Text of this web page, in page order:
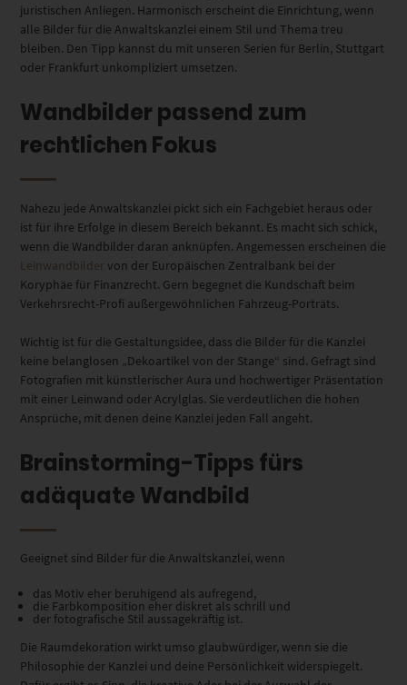
juristischen Anliegen. Harmonisch erscheint die Einrichtung, wenn
alle Bilder für die Anwaltskanzlei einem Stil und Thema treu
bleiben. Den Tipp kannst du mit unseren Serien für Berlin, Stuttgart
oder Frankfurt unkompliziert umsetzen.
Wandbilder passend zum
rechtlichen Fokus
Nahezu jede Anwaltskanzlei pickt sich ein Fachgebiet heraus oder
ist für ihre Erfolge in diesem Bereich bekannt. Es macht sich schick,
wenn die Wandbilder daran anknüpfen. Angemessen erscheinen die
Leinwandbilder von der Europäischen Zentralbank bei der
Koryphäe für Finanzrecht. Gern begegnet die Kundschaft beim
Verkehrsrecht-Profi außergewöhnlichen Fahrzeug-Porträts.
Wichtig ist für die Gestaltungsidee, dass die Bilder für die Kanzlei
keine belanglosen „Dekoartikel von der Stange“ sind. Gefragt sind
Fotografien mit künstlerischer Aura und hochwertiger Präsentation
mit einer Leinwand oder Acrylglas. Sie verdeutlichen die hohen
Ansprüche, mit denen deine Kanzlei jeden Fall angeht.
Brainstorming-Tipps fürs
adäquate Wandbild
Geeignet sind Bilder für die Anwaltskanzlei, wenn
das Motiv eher beruhigend als aufregend,
die Farbkomposition eher diskret als schrill und
der fotografische Stil aussagekräftig ist.
Die Raumdekoration wirkt umso glaubwürdiger, wenn sie die
Philosophie der Kanzlei und deine Persönlichkeit widerspiegelt.